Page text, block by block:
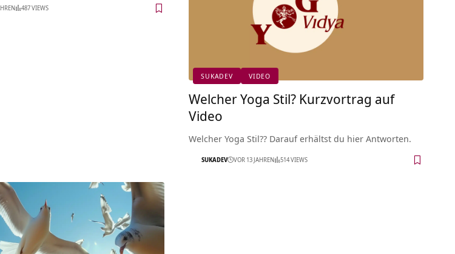
487 VIEWS
SUKADEV VIDEO
Welcher Yoga Stil? Kurzvortrag auf
Video
Welcher Yoga Stil?? Darauf erhältst du hier Antworten.
SUKADEV VOR 13 JAHREN 514 VIEWS